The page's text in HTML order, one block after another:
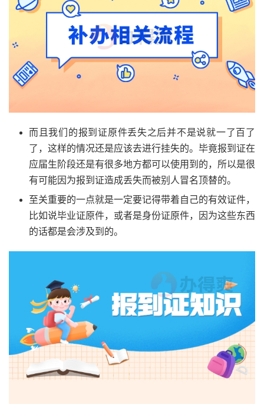
而且我们的报到证原件丢失之后并不是说就一了百了
了，这样的情况还是应该去进行挂失的。毕竟报到证在
应届生阶段还是有很多地方都可以使用到的，所以是很
有可能因为报到证造成丢失而被别人冒名顶替的。
至关重要的一点就是一定要记得带着自己的有效证件，
比如说毕业证原件，或者是身份证原件，因为这些东西
的话都是会涉及到的。